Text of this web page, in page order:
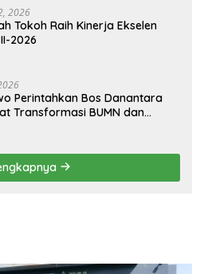
2026
Tokoh Raih Kinerja Ekselen
2026
Perintahkan Bos Danantara
Transformasi BUMN dan